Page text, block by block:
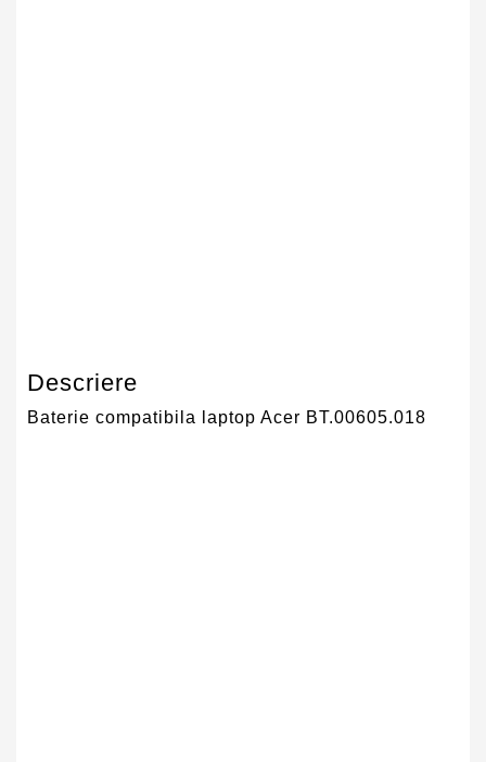
Descriere
Baterie compatibila laptop Acer BT.00605.018